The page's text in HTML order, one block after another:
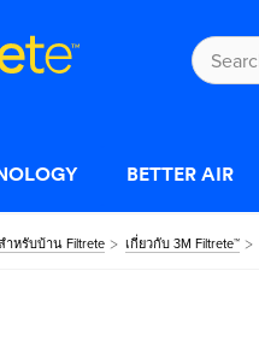
BETTER AIR
หรับบ้าน Filtrete เกี่ยวกับ 3M Filtrete™